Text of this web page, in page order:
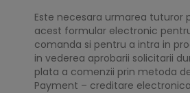
Este necesara urmarea tuturor
acest formular electronic
comanda si pentru a intra in
in vederea aprobarii solicitarii
plata a comenzii prin metoda
Payment – creditare